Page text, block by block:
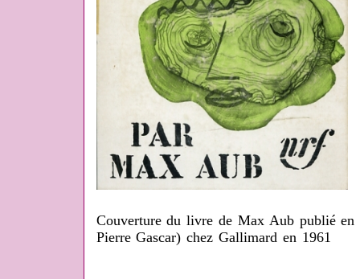
Couverture du livre de Max Aub publié
Pierre Gascar) chez Gallimard en 1961